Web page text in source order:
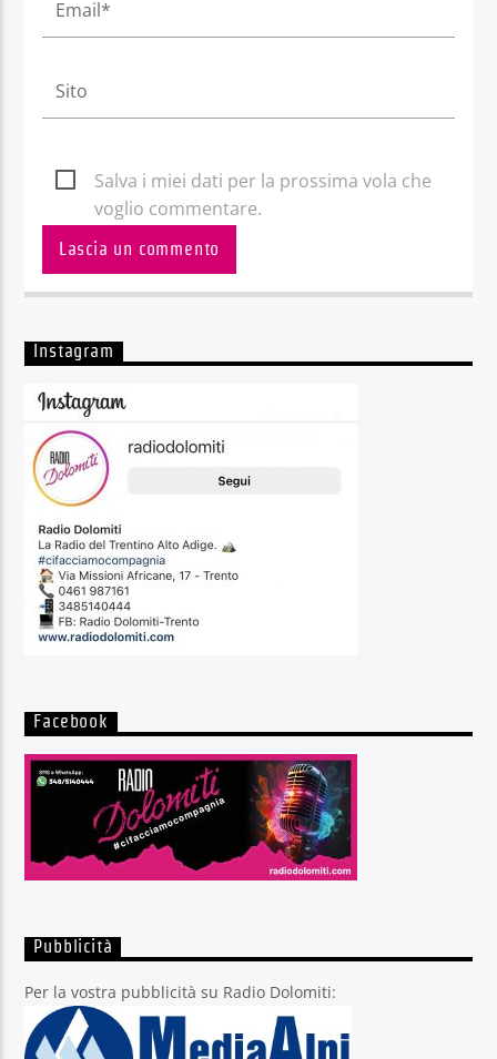
Salva i miei dati per la prossima vola che
voglio commentare.
Instagram
Facebook
Pubblicità
Per la vostra pubblicità su Radio Dolomiti: